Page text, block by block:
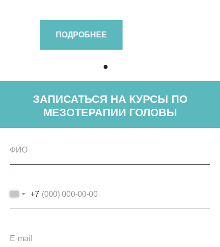
ПОДРОБНЕЕ
ЗАПИСАТЬСЯ НА КУРСЫ ПО
МЕЗОТЕРАПИИ ГОЛОВЫ
+7